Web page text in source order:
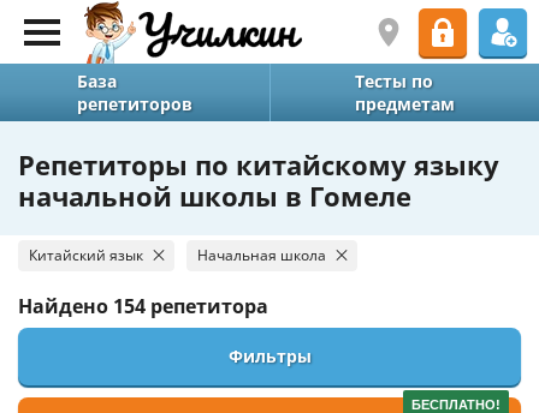
База
репетиторов
Тесты по
предметам
Репетиторы по китайскому языку
начальной школы в Гомеле
Китайский язык Начальная школа
Найдено 154 репетитора
Фильтры
БЕСПЛАТНО!